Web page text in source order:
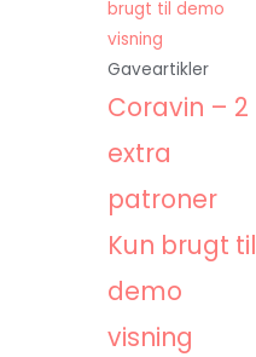
Gaveartikler
Coravin – 2
extra
patroner
Kun brugt til
demo
visning